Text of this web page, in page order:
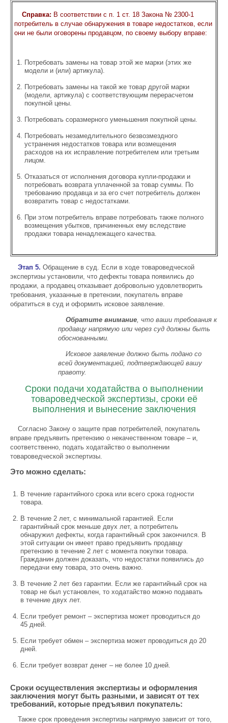
Справка: В соответствии с п. 1 ст. 18 Закона № 2300-1
потребитель в случае обнаружения в товаре недостатков, если
они не были оговорены продавцом, по своему выбору вправе:
Потребовать замены на товар этой же марки (этих же
модели и (или) артикула).
Потребовать замены на такой же товар другой марки
(модели, артикула) с соответствующим перерасчетом
покупной цены.
Потребовать соразмерного уменьшения покупной цены.
Потребовать незамедлительного безвозмездного
устранения недостатков товара или возмещения
расходов на их исправление потребителем или третьим
лицом.
Отказаться от исполнения договора купли-продажи и
потребовать возврата уплаченной за товар суммы. По
требованию продавца и за его счет потребитель должен
возвратить товар с недостатками.
При этом потребитель вправе потребовать также полного
возмещения убытков, причиненных ему вследствие
продажи товара ненадлежащего качества.
Этап 5. Обращение в суд. Если в ходе товароведческой
экспертизы установили, что дефекты товара появились до
продажи, а продавец отказывает добровольно удовлетворить
требования, указанные в претензии, покупатель вправе
обратиться в суд и оформить исковое заявление.
Обратите внимание, что ваши требования к
продавцу напрямую или через суд должны быть
обоснованными.
Исковое заявление должно быть подано со
всей документацией, подтверждающей вашу
правоту.
Сроки подачи ходатайства о выполнении
товароведческой экспертизы, сроки её
выполнения и вынесение заключения
Согласно Закону о защите прав потребителей, покупатель
вправе предъявить претензию о некачественном товаре – и,
соответственно, подать ходатайство о выполнении
товароведческой экспертизы.
Это можно сделать:
В течение гарантийного срока или всего срока годности
товара.
В течение 2 лет, с минимальной гарантией. Если
гарантийный срок меньше двух лет, а потребитель
обнаружил дефекты, когда гарантийный срок закончился. В
этой ситуации он имеет право предъявить продавцу
претензию в течение 2 лет с момента покупки товара.
Гражданин должен доказать, что недостатки появились до
передачи ему товара, это очень важно.
В течение 2 лет без гарантии. Если же гарантийный срок на
товар не был установлен, то ходатайство можно подавать
в течение двух лет.
Если требует ремонт – экспертиза может проводиться до
45 дней.
Если требует обмен – экспертиза может проводиться до 20
дней.
Если требует возврат денег – не более 10 дней.
Сроки осуществления экспертизы и оформления
заключения могут быть разными, и зависят от тех
требований, которые предъявил покупатель:
Также срок проведения экспертизы напрямую зависит от того,